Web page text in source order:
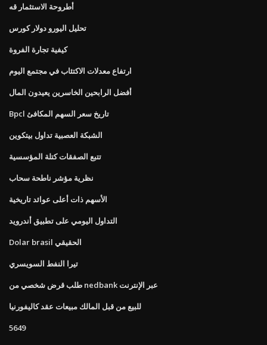
أطروحة الاستثمار قه
تحليل اليورو دولار كورس
كيفية تجارة الفروة
ارتفاع معدلات الاكتئاب في مجتمع اليوم
أفضل الرابحين الخاسرين يعيدون المال
Bpcl تاريخ سعر السهم المكافئ
الشبكة العصبية تداول بيتكوين
تتبع الصفقات كتلة المؤسسية
نظرية مؤشر ناطحة سحاب
الأسهم ذات أعلى عوائد تاريخية
التداول اليومي على تطبيق أندرويد
Dolar brasil الحقيقي
تيرا النفط السويسري
طلب قرض شخصي من nedbank عبر الإنترنت
للبيع من قبل المالك مبيعات عقد كاليفورنيا
5649